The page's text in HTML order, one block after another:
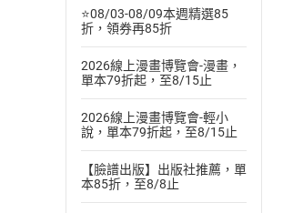
⭐08/03-08/09本週精選85
折，領券再85折
2026線上漫畫博覽會-漫畫，
單本79折起，至8/15止
2026線上漫畫博覽會-輕小
說，單本79折起，至8/15止
【臉譜出版】出版社推薦，單
本85折，至8/8止